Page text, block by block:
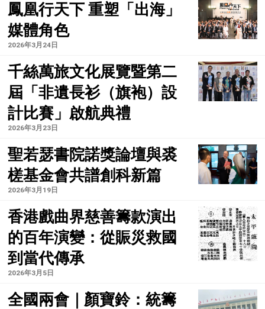
鳳凰行天下 重塑「出海」
媒體角色
2026年3月24日
千絲萬旅文化展覽暨第二
屆「非遺長衫（旗袍）設
計比賽」啟航典禮
2026年3月23日
聖若瑟書院諾獎論壇與裘
槎基金會共譜創科新篇
2026年3月19日
香港戲曲界慈善籌款演出
的百年演變：從賑災救國
到當代傳承
2026年3月5日
全國兩會｜顏寶鈴：統籌